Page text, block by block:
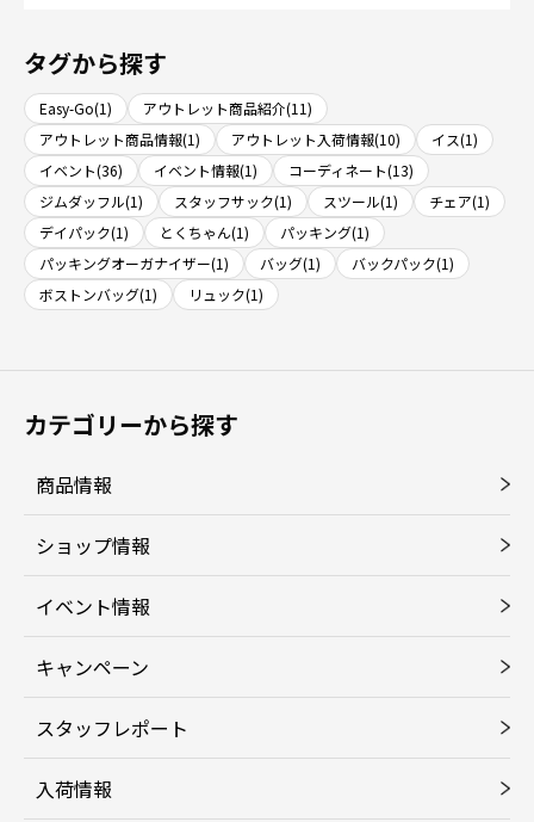
タグから探す
Easy-Go(1)
アウトレット商品紹介(11)
アウトレット商品情報(1)
アウトレット入荷情報(10)
イス(1)
イベント(36)
イベント情報(1)
コーディネート(13)
ジムダッフル(1)
スタッフサック(1) スツール(1)
チェア(1)
デイパック(1)
とくちゃん(1)
パッキング(1)
パッキングオーガナイザー(1)
バッグ(1)
バックパック(1)
ボストンバッグ(1)
リュック(1)
カテゴリーから探す
商品情報
ショップ情報
イベント情報
キャンペーン
スタッフレポート
入荷情報